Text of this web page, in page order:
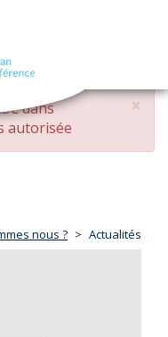
navigation
×
dans
autorisée
nous ? Actualités